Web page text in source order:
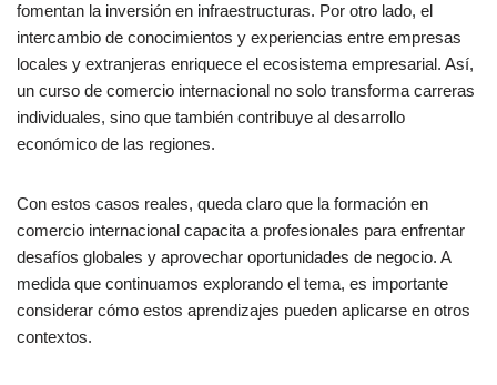
fomentan la inversión en infraestructuras. Por otro lado, el
intercambio de conocimientos y experiencias entre empresas
locales y extranjeras enriquece el ecosistema empresarial. Así,
un curso de comercio internacional no solo transforma carreras
individuales, sino que también contribuye al desarrollo
económico de las regiones.
Con estos casos reales, queda claro que la formación en
comercio internacional capacita a profesionales para enfrentar
desafíos globales y aprovechar oportunidades de negocio. A
medida que continuamos explorando el tema, es importante
considerar cómo estos aprendizajes pueden aplicarse en otros
contextos.